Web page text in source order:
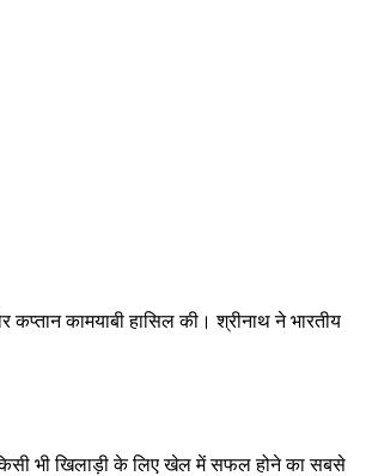
कामयाबी हासिल की। श्रीनाथ ने भारतीय
भी खिलाड़ी के लिए खेल में सफल होने का सबसे